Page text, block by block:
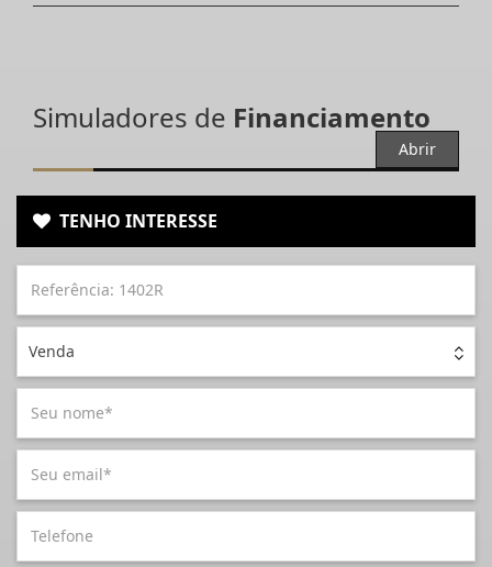
Simuladores de Financiamento
Abrir
TENHO INTERESSE
Venda